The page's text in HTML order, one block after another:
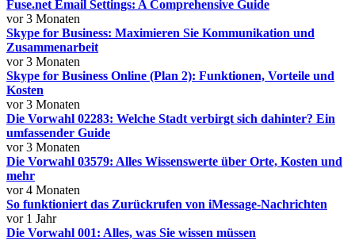
Fuse.net Email Settings: A Comprehensive Guide
vor 3 Monaten
Skype for Business: Maximieren Sie Kommunikation und
Zusammenarbeit
vor 3 Monaten
Skype for Business Online (Plan 2): Funktionen, Vorteile und
Kosten
vor 3 Monaten
Die Vorwahl 02283: Welche Stadt verbirgt sich dahinter? Ein
umfassender Guide
vor 3 Monaten
Die Vorwahl 03579: Alles Wissenswerte über Orte, Kosten und
mehr
vor 4 Monaten
So funktioniert das Zurückrufen von iMessage-Nachrichten
vor 1 Jahr
Die Vorwahl 001: Alles, was Sie wissen müssen